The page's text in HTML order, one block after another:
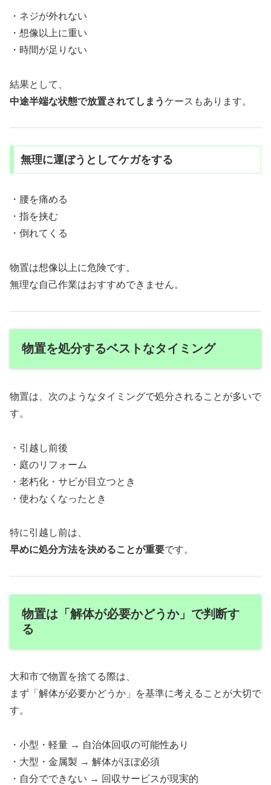
・ネジが外れない
・想像以上に重い
・時間が足りない
結果として、
中途半端な状態で放置されてしまうケースもあります。
無理に運ぼうとしてケガをする
・腰を痛める
・指を挟む
・倒れてくる
物置は想像以上に危険です。
無理な自己作業はおすすめできません。
物置を処分するベストなタイミング
物置は、次のようなタイミングで処分されることが多いで
す。
・引越し前後
・庭のリフォーム
・老朽化・サビが目立つとき
・使わなくなったとき
特に引越し前は、
早めに処分方法を決めることが重要です。
物置は「解体が必要かどうか」で判断す
る
大和市で物置を捨てる際は、
まず「解体が必要かどうか」を基準に考えることが大切で
す。
・小型・軽量 → 自治体回収の可能性あり
・大型・金属製 → 解体がほぼ必須
・自分でできない → 回収サービスが現実的